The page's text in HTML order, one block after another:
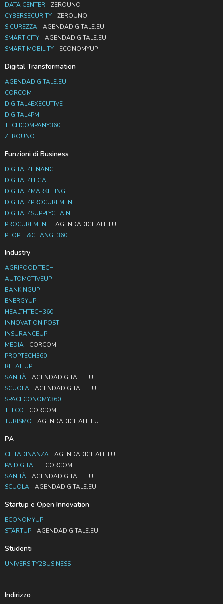
DATA CENTER
ZEROUNO
CYBERSECURITY
ZEROUNO
SICUREZZA
AGENDADIGITALE.EU
SMART CITY
AGENDADIGITALE.EU
SMART MOBILITY
ECONOMYUP
Digital Transformation
AGENDADIGITALE.EU
CORCOM
DIGITAL4EXECUTIVE
DIGITAL4PMI
TECHCOMPANY360
ZEROUNO
Funzioni di Business
DIGITAL4FINANCE
DIGITAL4LEGAL
DIGITAL4MARKETING
DIGITAL4PROCUREMENT
DIGITAL4SUPPLYCHAIN
PROCUREMENT
AGENDADIGITALE.EU
PEOPLE&CHANGE360
Industry
AGRIFOOD.TECH
AUTOMOTIVEUP
BANKINGUP
ENERGYUP
HEALTHTECH360
INNOVATION POST
INSURANCEUP
MEDIA
CORCOM
PROPTECH360
RETAILUP
SANITÀ
AGENDADIGITALE.EU
SCUOLA
AGENDADIGITALE.EU
SPACECONOMY360
TELCO
CORCOM
TURISMO
AGENDADIGITALE.EU
PA
CITTADINANZA
AGENDADIGITALE.EU
PA DIGITALE
CORCOM
SANITÀ
AGENDADIGITALE.EU
SCUOLA
AGENDADIGITALE.EU
Startup e Open Innovation
ECONOMYUP
STARTUP
AGENDADIGITALE.EU
Studenti
UNIVERSITY2BUSINESS
Indirizzo